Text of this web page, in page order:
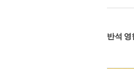
반석 영